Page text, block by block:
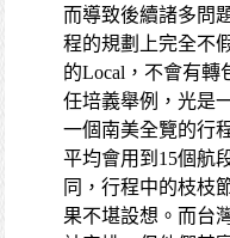
而導致後續諸多問
程的規劃上完全不
的Local，不會有轉
任培義舉例，光是
一個南美全覽的行
平均會用到15個航
同，行程中的枝枝
果不堪設想。而台